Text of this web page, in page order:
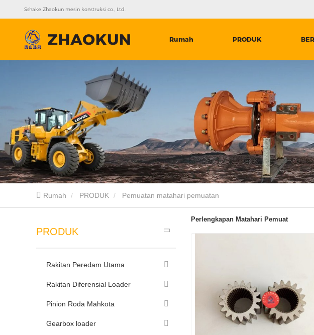
Sshake Zhaokun mesin konstruksi co., Ltd.
Rumah PRODUK
Rumah PRODUK Pemuatan matahari pemuatan
PRODUK
Rakitan Peredam Utama
Rakitan Diferensial Loader
Pinion Roda Mahkota
Gearbox loader
Perlengkapan Matahari Pemuat